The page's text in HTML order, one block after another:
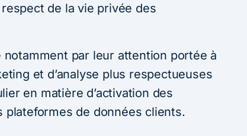
de la vie privée des
notamment par leur attention portée à
et d’analyse plus respectueuses
en matière d’activation des
plateformes de données clients.